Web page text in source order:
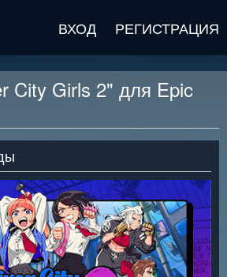
ВХОД РЕГИСТРАЦИЯ
City Girls 2" для Epic